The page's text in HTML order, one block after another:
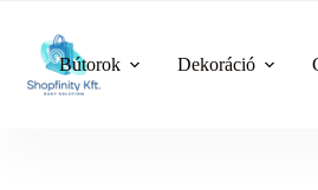
content
Bútorok Dekoráció